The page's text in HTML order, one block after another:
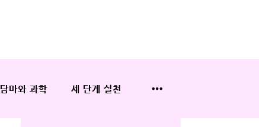
담마와 과학 세 단계 실천